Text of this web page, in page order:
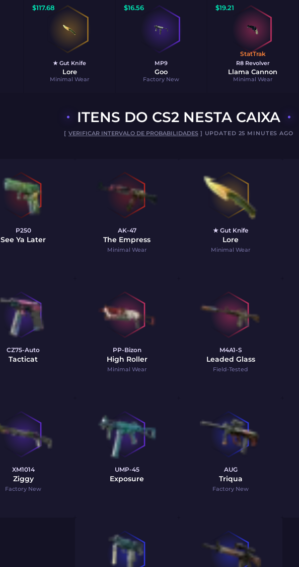
$117.68
★ Gut Knife
Lore
Minimal Wear
$16.56
MP9
Goo
Factory New
$19.21
StatTrak
R8 Revolver
Llama Cannon
Minimal Wear
ITENS DO CS2 NESTA CAIXA
[ VERIFICAR INTERVALO DE PROBABILIDADES] UPDATED 25 MINUTES AGO
P250
See Ya Later
AK-47
The Empress
Minimal Wear
★ Gut Knife
Lore
Minimal Wear
CZ75-Auto
Tacticat
PP-Bizon
High Roller
Minimal Wear
M4A1-S
Leaded Glass
Field-Tested
XM1014
Ziggy
Factory New
UMP-45
Exposure
AUG
Triqua
Factory New